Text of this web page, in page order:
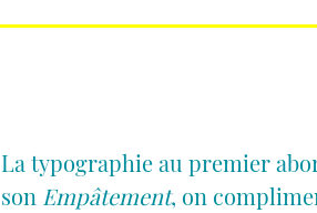
La typographie au premier
son Empâtement, on